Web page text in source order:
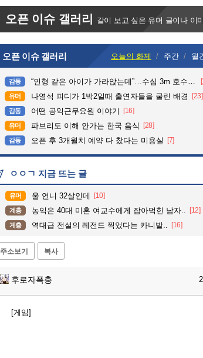
오픈 이슈 갤러리 같이 보고 싶은 유머 글이나 이
오픈 이슈 갤러리 오늘의 화제 주간 월
감동 “인형 같은 아이가 가라앉는데”…수심 3m 호수 뛰어든 60대 의인
유머 나영석 피디가 1박2일때 출연자들을 굴린 배경 [23]
감동 어떤 공익근무요원 이야기 [16]
유머 파브리도 이해 안가는 한국 음식 [28]
감동 오픈 후 3개월치 예약 다 찼다는 미용실 [7]
ㅇㅇㄱ 지금 뜨는 글
유머 울 언니 32살인데 [10]
계층 농익은 40대 미혼 여교수에게 잡아먹힌 남자.. [12]
계층 역대급 전설의 레전드 찍었다는 카니발.. [16]
주소보기 복사
후로자폭충
[게임]